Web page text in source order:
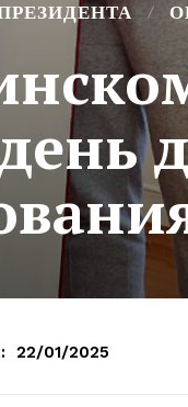
22/01/2025